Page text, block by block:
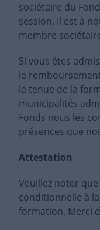
sociétaire du
session. Il est à
membre
Si vous êtes
le
la tenue de la
municipalités
Fonds nous les
présences que
Attestation
Veuillez noter que
conditionnelle à
formation. Merci